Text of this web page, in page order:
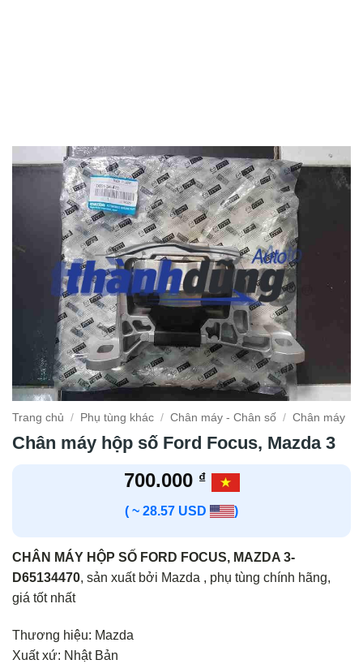
Trang chủ / Phụ tùng khác / Chân máy - Chân số / Chân máy
Chân máy hộp số Ford Focus, Mazda 3
700.000 ₫
( ~ 28.57 USD )
CHÂN MÁY HỘP SỐ FORD FOCUS, MAZDA 3-
D65134470, sản xuất bởi Mazda , phụ tùng chính hãng,
giá tốt nhất
Thương hiệu: Mazda
Xuất xứ: Nhật Bản